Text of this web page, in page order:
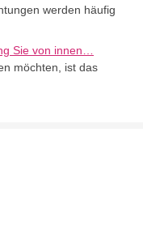
werden häufig
Sie von innen…
möchten, ist das